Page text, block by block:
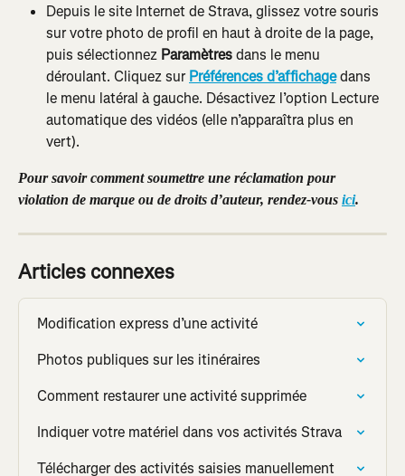
Depuis le site Internet de Strava, glissez votre souris
sur votre photo de profil en haut à droite de la page,
puis sélectionnez Paramètres dans le menu
déroulant. Cliquez sur Préférences d’affichage dans
le menu latéral à gauche. Désactivez l’option Lecture
automatique des vidéos (elle n’apparaîtra plus en
vert).
Pour savoir comment soumettre une réclamation pour
violation de marque ou de droits d’auteur, rendez-vous ici.
Articles connexes
Modification express d’une activité
Photos publiques sur les itinéraires
Comment restaurer une activité supprimée
Indiquer votre matériel dans vos activités Strava
Télécharger des activités saisies manuellement